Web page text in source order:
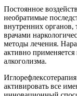
Постоянное
необратимые
внутренних органов,
врачами
методы лечения.
активно
алкоголизма.
активировать все